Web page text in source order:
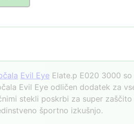
Evil Eye Elate.p E020 3000
Evil Eye odličen dodatek za
stekli poskrbi za super
športno izkušnjo.